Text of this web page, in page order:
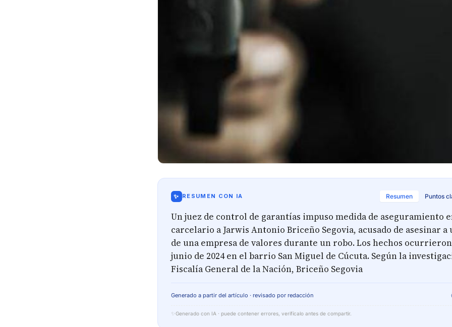
✨ RESUMEN CON IA Resumen Puntos
Un juez de control de garantías impuso medida de aseguramiento
carcelario a Jarwis Antonio Briceño Segovia, acusado de asesinar
de una empresa de valores durante un robo. Los hechos ocurrieron
junio de 2024 en el barrio San Miguel de Cúcuta. Según la
Fiscalía General de la Nación, Briceño Segovia
Generado a partir del artículo · revisado por redacción
✨ Generado con IA · puede contener errores, verifícalo antes de compartir.